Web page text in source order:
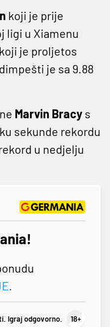
koji je prije
ligi u Xiamenu
koji je proljetos
je sa 9.88
Marvin Bracy s
sekunde rekordu
u nedjelju
.
Igraj odgovorno.